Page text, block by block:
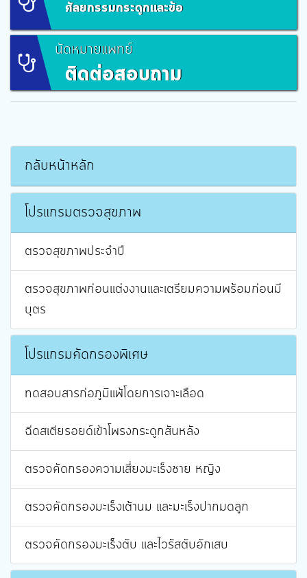
ศัลยกรรมกระดูกและข้อ
นัดหมายแพทย์
ติดต่อสอบถาม
กลับหน้าหลัก
โปรแกรมตรวจสุขภาพ
ตรวจสุขภาพประจำปี
ตรวจสุขภาพก่อนแต่งงานและเตรียมความพร้อมก่อนมี
บุตร
โปรแกรมคัดกรองพิเศษ
ทดสอบสารก่อภูมิแพ้โดยการเจาะเลือด
ฉีดสเตียรอยด์เข้าโพรงกระดูกสันหลัง
ตรวจคัดกรองความเสี่ยงมะเร็งชาย หญิง
ตรวจคัดกรองมะเร็งเต้านม และมะเร็งปากมดลูก
ตรวจคัดกรองมะเร็งตับ และไวรัสตับอักเสบ